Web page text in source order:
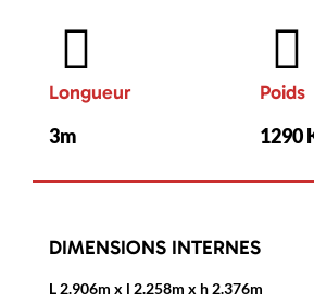
Longueur
3m
Poids
1290
DIMENSIONS INTERNES
L 2.906m x l 2.258m x h 2.376m